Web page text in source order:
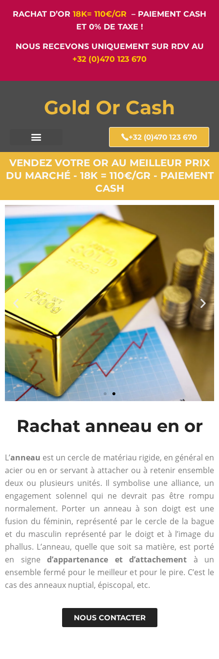
RACHAT D’OR 18K= 110€/GR – PAIEMENT CASH
ET 0% DE TAXE !
NOUS RECEVONS UNIQUEMENT SUR RDV AU
+32 (0)470 123 670
Gold Or Cash
+32 (0)470 123 670
VENDEZ VOTRE OR AU MEILLEUR PRIX
DU MARCHÉ - 18K = 110€/GR - PAIEMENT
CASH
Suivez
le
cours
de
l'or
Le cours est
mis à jour en
pour revendre
votre Or au
Rachat anneau en or
L’anneau est un cercle de matériau rigide, en général en
acier ou en or servant à attacher ou à retenir ensemble
deux ou plusieurs unités. Il symbolise une alliance, un
engagement solennel qui ne devrait pas être rompu
normalement. Porter un anneau à son doigt est une
fusion du féminin, représenté par le cercle de la bague
et du masculin représenté par le doigt et à l’image du
phallus. L’anneau, quelle que soit sa matière, est porté
en signe d’appartenance et d’attachement à un
ensemble fermé pour le meilleur et pour le pire. C’est le
cas des anneaux nuptial, épiscopal, etc.
NOUS CONTACTER